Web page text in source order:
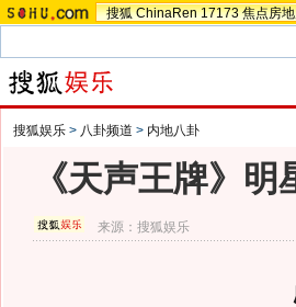
搜狐 ChinaRen 17173 焦点房
搜狐娱乐 > 八卦频道 > 内地八卦
《天声王牌》
来源：搜狐娱乐